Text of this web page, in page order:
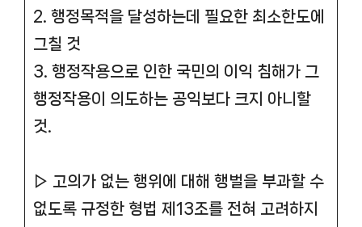
2. 행정목적을 달성하는데 필요한 최소한도에
그칠 것
3. 행정작용으로 인한 국민의 이익 침해가 그
행정작용이 의도하는 공익보다 크지 아니할
것.
▷ 고의가 없는 행위에 대해 행벌을 부과할 수
없도록 규정한 형법 제13조를 전혀 고려하지